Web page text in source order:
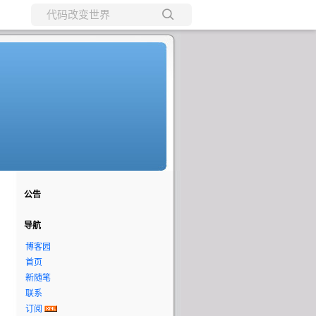
所有博客
公告
导航
博客园
首页
新随笔
联系
订阅